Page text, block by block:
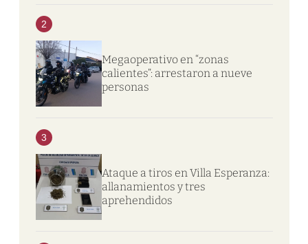
2
Megaoperativo en “zonas
calientes”: arrestaron a nueve
personas
3
Ataque a tiros en Villa Esperanza:
allanamientos y tres
aprehendidos